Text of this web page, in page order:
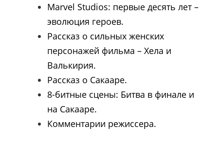
Marvel Studios: первые десять лет –
эволюция героев.
Рассказ о сильных женских
персонажей фильма – Хела и
Валькирия.
Рассказ о Сакааре.
8-битные сцены: Битва в финале и
на Сакааре.
Комментарии режиссера.